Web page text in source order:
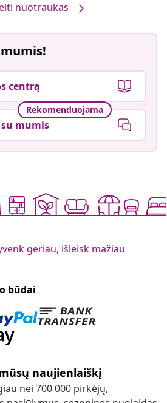
nuotraukas
centrą
Rekomenduojama
mumis
geriau, išleisk mažiau
būdai
naujienlaiškį
nei 700 000 pirkėjų,